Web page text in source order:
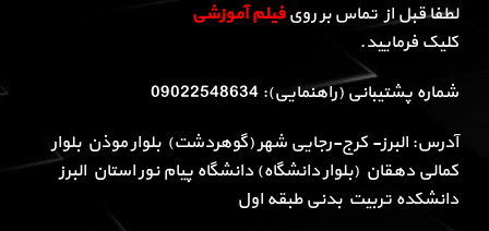
لطفا قبل از تماس بر رویفیلم آموزشی
کلیک فرمایید.
شماره پشتیبانی (راهنمایی): 09022548634
آدرس: البرز- کرج-رجایی شهر (گوهردشت) بلوار موذن بلوار
کمالی دهقان (بلوار دانشگاه) دانشگاه پیام نور استان البرز
دانشکده تربیت بدنی طبقه اول